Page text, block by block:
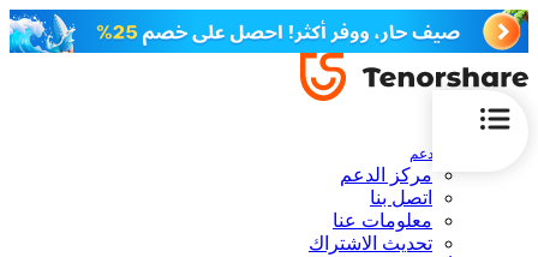
الدعم
مركز الدعم
اتصل بنا
معلومات عنا
تحديث الاشتراك